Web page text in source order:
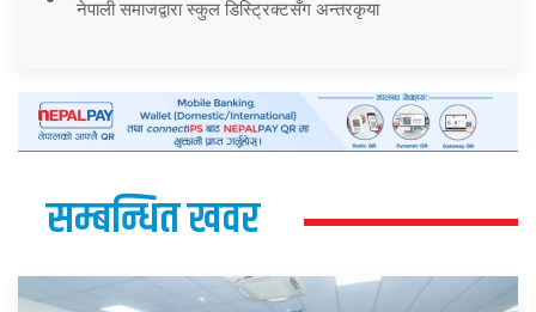
नेपाली समाजद्वारा स्कुल डिस्ट्रिक्टसँग अन्तरकृया
सम्बन्धित खवर